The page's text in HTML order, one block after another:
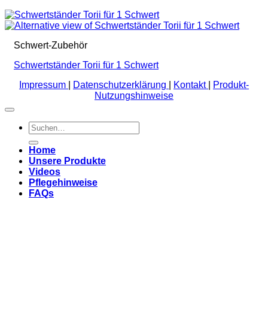
Schwert-Zubehör
Schwertständer Torii für 1 Schwert
Impressum
Datenschutzerklärung Kontakt
Produkt-
Nutzungshinweise
Suchen
nach:
Home
Unsere Produkte
Videos
Pflegehinweise
FAQs